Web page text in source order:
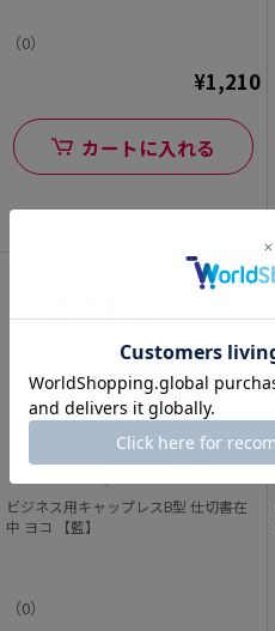
（0）
¥1,210
カートに入れる
ビジネス用キャップレスB型 仕切書在
中 ヨコ 【藍】
（0）